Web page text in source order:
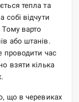
тепла та
собі відчути
Тому варто
або штанів.
проводити час
взяти кілька
що в черевиках